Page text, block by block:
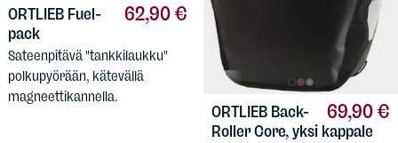
62,90 €
ORTLIEB Fuel-
pack
Sateenpitävä "tankkilaukku"
polkupyörään, kätevällä
magneettikannella.
69,90 €
ORTLIEB Back-
Roller Core, yksi kappale